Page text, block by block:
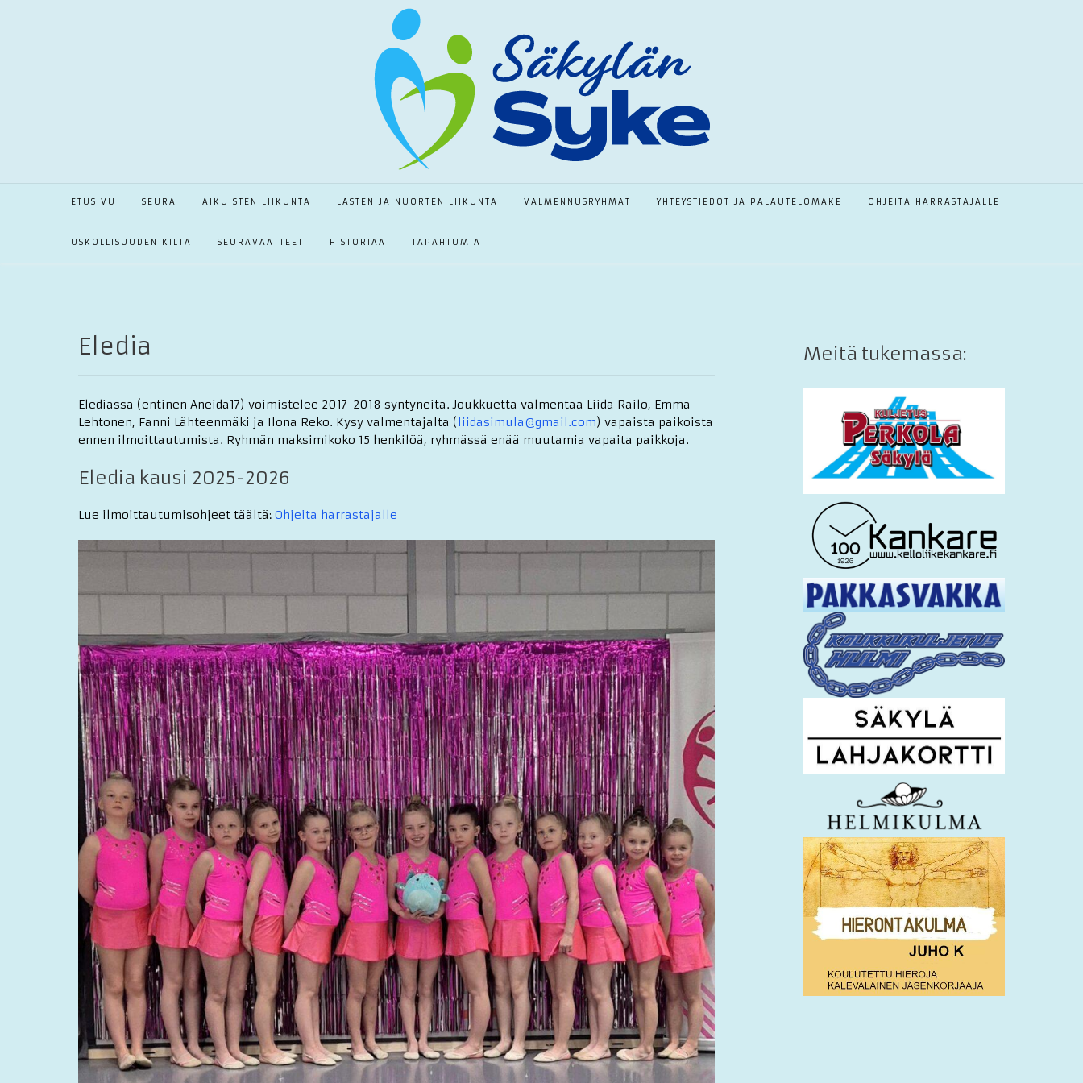
ETUSIVU SEURA AIKUISTEN LIIKUNTA LASTEN JA NUORTEN LIIKUNTA VALMENNUSRYHMÄT YHTEYSTIEDOT JA PALAUTELOMAKE OHJEITA HARRASTAJALLE
USKOLLISUUDEN KILTA SEURAVAATTEET HISTORIAA TAPAHTUMIA
Eledia
Elediassa (entinen Aneida17) voimistelee 2017-2018 syntyneitä. Joukkuetta valmentaa Liida Railo, Emma
Lehtonen, Fanni Lähteenmäki ja Ilona Reko. Kysy valmentajalta ( liidasimula@gmail.com) vapaista paikoista
ennen ilmoittautumista. Ryhmän maksimikoko 15 henkilöä, ryhmässä enää muutamia vapaita paikkoja.
Eledia kausi 2025-2026
Lue ilmoittautumisohjeet täältä: Ohjeita harrastajalle
Meitä tukemassa: